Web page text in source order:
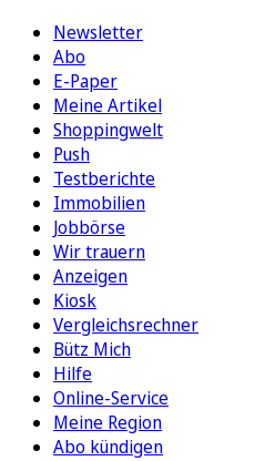
Newsletter
Abo
E-Paper
Meine Artikel
Shoppingwelt
Push
Testberichte
Immobilien
Jobbörse
Wir trauern
Anzeigen
Kiosk
Vergleichsrechner
Bütz Mich
Hilfe
Online-Service
Meine Region
Abo kündigen